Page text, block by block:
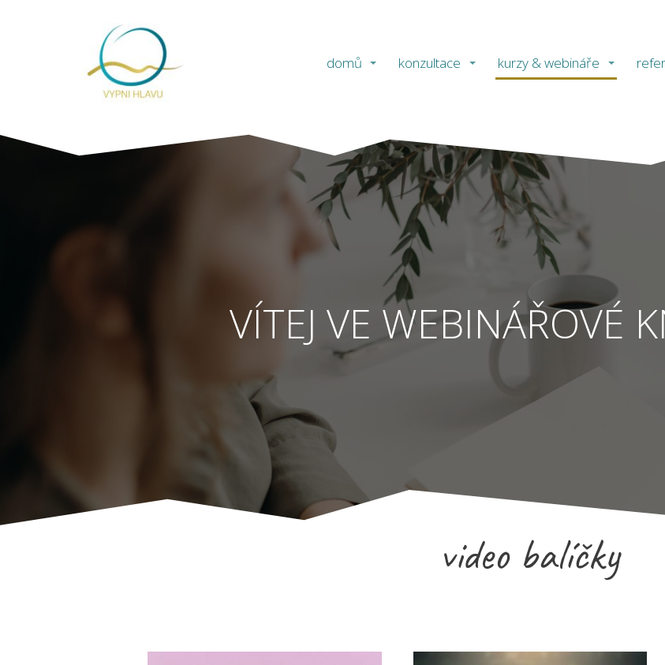
domů konzultace kurzy & webináře
VÍTEJ VE WEBINÁŘOVÉ
video balíčky